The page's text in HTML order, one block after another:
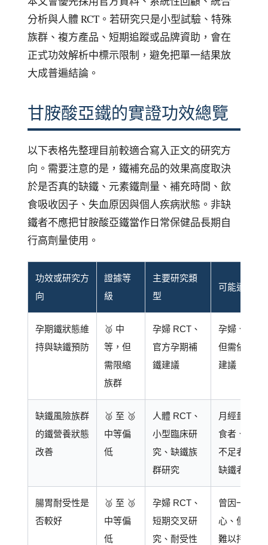
分析與人體 RCT。若研究只是小型試驗、特殊
族群、複方產品、短期追蹤或品牌資助，會在
正式功效解析中標示限制，避免把單一結果放
大成普遍結論。
甘胺酸亞鐵的實證功效總覽
以下表格先整理目前較適合寫入正文的研究方
向。需要注意的是，鐵補充品的效果高度取決
於是否真的缺鐵、元素鐵劑量、補充時間、飲
食吸收因子、失血原因與個人疾病狀態。非缺
鐵者不應把甘胺酸亞鐵當作日常保健品長期自
行高劑量使用。
功效或研究方
向
證據等
級
主要研究類
型
可能適合族
孕期鐵狀態維
持與缺鐵預防
🥈 中
等，但
需限縮
族群
孕婦 RCT、
官方孕期補
鐵建議
孕婦、備孕
但需依產檢
建議
缺鐵風險族群
的鐵營養狀態
改善
🥈 至 🥉
中等偏
低
人體 RCT、
小型臨床研
究、缺鐵族
群研究
月經量多女
食者、飲食
不足者、已
缺鐵者
腸胃耐受性是
否較好
🥈 至 🥉
中等偏
低
孕婦 RCT、
短期交叉研
究、耐受性
曾因一般鐵
心、便秘或
難以持續者